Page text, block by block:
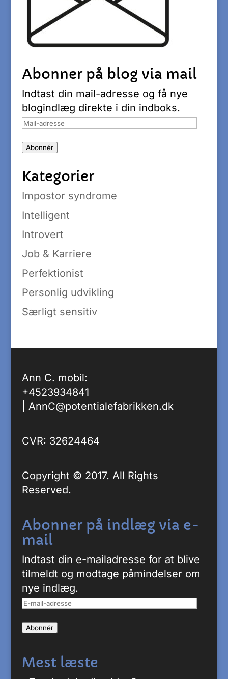
Abonner på blog via mail
Indtast din mail-adresse og få nye
blogindlæg direkte i din indboks.
Mail-
Abonnér
Kategorier
Impostor syndrome
Intelligent
Introvert
Job & Karriere
Perfektionist
Personlig udvikling
Særligt sensitiv
Ann C. mobil:
+4523934841
AnnC@potentialefabrikken.dk
CVR: 32624464
Copyright © 2017. All Rights
Reserved.
Abonner på indlæg via e-
mail
Indtast din e-mailadresse for at blive
tilmeldt og modtage påmindelser om
nye indlæg.
E-
adresse
Abonnér
Mest læste